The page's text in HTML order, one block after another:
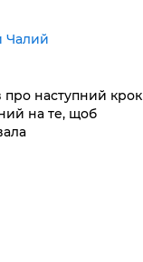
Чалий
наступний крок
на те, щоб